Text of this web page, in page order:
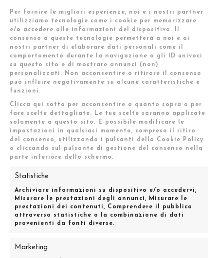
Per fornire le migliori esperienze, noi e i nostri partner
utilizziamo tecnologie come i cookie per memorizzare
e/o accedere alle informazioni del dispositivo. Il
consenso a queste tecnologie permetterà a noi e ai
nostri partner di elaborare dati personali come il
comportamento durante la navigazione o gli ID univoci
su questo sito e di mostrare annunci (non)
personalizzati. Non acconsentire o ritirare il consenso
può influire negativamente su alcune caratteristiche e
funzioni.
Clicca qui sotto per acconsentire a quanto sopra o per
fare scelte dettagliate. Le tue scelte saranno applicate
solamente a questo sito. È possibile modificare le
impostazioni in qualsiasi momento, compreso il ritiro
del consenso, utilizzando i pulsanti della Cookie Policy
o cliccando sul pulsante di gestione del consenso nella
parte inferiore dello schermo.
Statistiche
Archiviare informazioni su dispositivo e/o accedervi,
Misurare le prestazioni degli annunci, Misurare le
prestazioni dei contenuti, Comprendere il pubblico
attraverso statistiche o la combinazione di dati
provenienti da fonti diverse.
Marketing
Giocheria & Toys -Campagna
pubblicitaria -
Modello: Diego
VAI AL SITO